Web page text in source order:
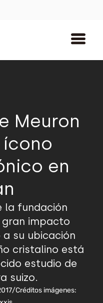
Meuron
en
la fundación
gran impacto
su ubicación
cristalino está
estudio de
suizo.
/Créditos imágenes: